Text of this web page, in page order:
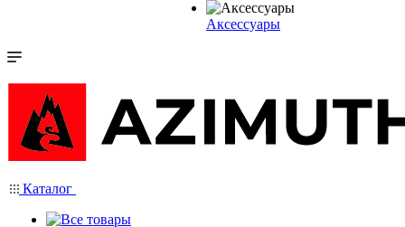
Аксессуары
Каталог